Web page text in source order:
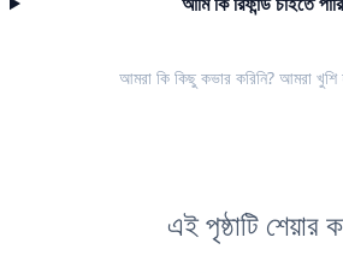
আমরা কি কিছু কভার করিনি? আমরা খুশি
এই পৃষ্ঠাটি শেয়ার